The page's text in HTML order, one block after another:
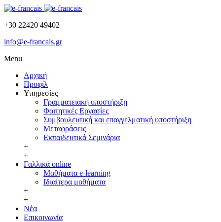
+30 22420 49402
info@e-francais.gr
Menu
Αρχική
Προφίλ
Υπηρεσίες
Γραμματειακή υποστήριξη
Φοιτητικές Εργασίες
Συμβουλευτική και επαγγελματική υποστήριξη
Μεταφράσεις
Εκπαιδευτικά Σεμινάρια
+
+
Γαλλικά online
Μαθήματα e-learning
Ιδιαίτερα μαθήματα
+
+
Νέα
Επικοινωνία